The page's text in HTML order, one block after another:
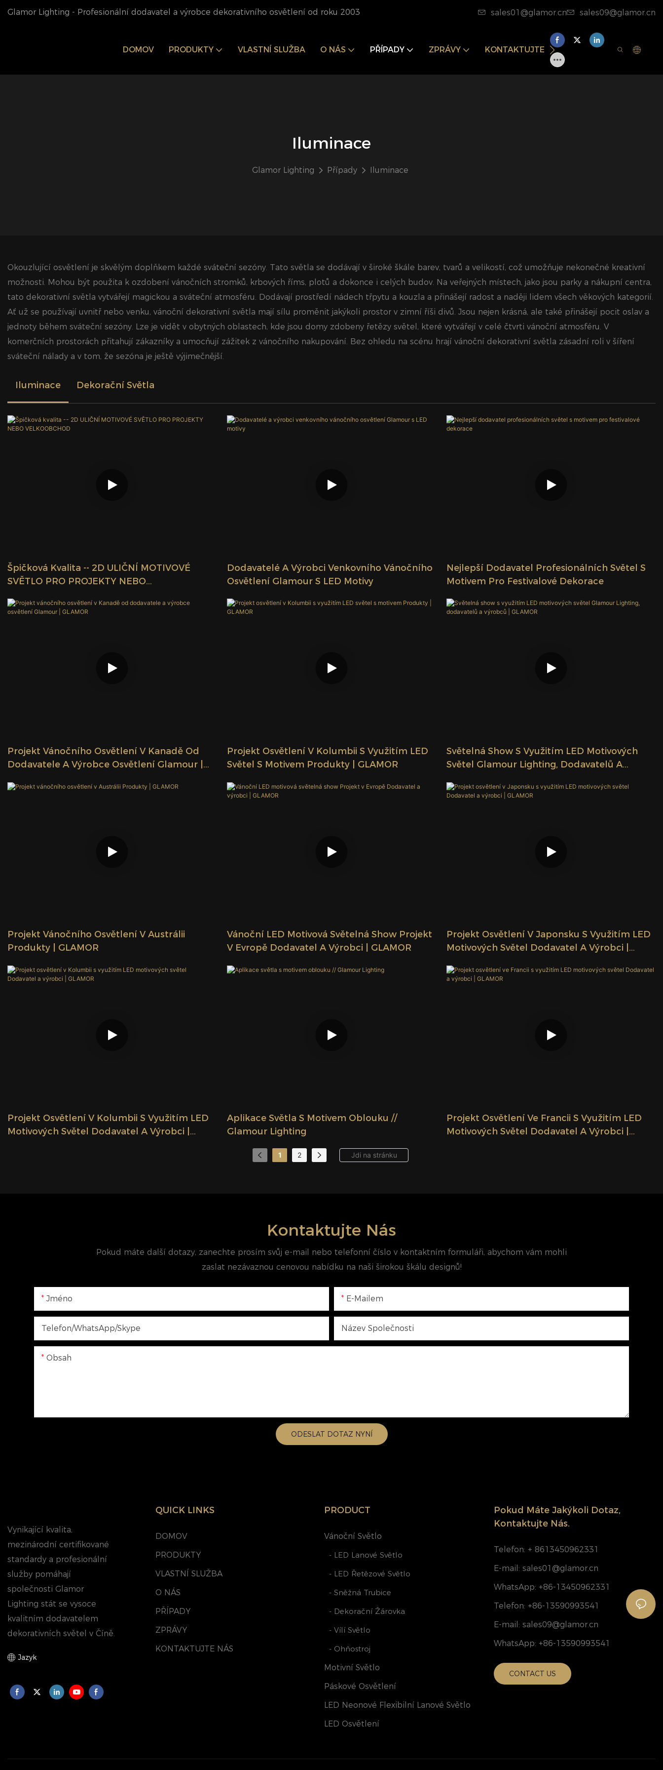
Glamor Lighting - Profesionální dodavatel a výrobce dekorativního osvětlení od roku 2003 sales01@glamor.cn sales09@glamor.cn
DOMOV PRODUKTY VLASTNÍ SLUŽBA O NÁS PŘÍPADY ZPRÁVY KONTAKTUJTE NÁS
Iluminace
Glamor Lighting Případy Iluminace
Okouzlující osvětlení je skvělým doplňkem každé sváteční sezóny. Tato světla se dodávají v široké škále barev, tvarů a velikostí, což umožňuje nekonečné kreativní
možnosti. Mohou být použita k ozdobení vánočních stromků, krbových říms, plotů a dokonce i celých budov. Na veřejných místech, jako jsou parky a nákupní centra,
tato dekorativní světla vytvářejí magickou a sváteční atmosféru. Dodávají prostředí nádech třpytu a kouzla a přinášejí radost a naději lidem všech věkových kategorií.
Ať už se používají uvnitř nebo venku, vánoční dekorativní světla mají sílu proměnit jakýkoli prostor v zimní říši divů. Jsou nejen krásná, ale také přinášejí pocit oslav a
jednoty během sváteční sezóny. Lze je vidět v obytných oblastech, kde jsou domy zdobeny řetězy světel, které vytvářejí v celé čtvrti vánoční atmosféru. V
komerčních prostorách přitahují zákazníky a umocňují zážitek z vánočního nakupování. Bez ohledu na scénu hrají vánoční dekorativní světla zásadní roli v šíření
sváteční nálady a v tom, že sezóna je ještě výjimečnější.
Iluminace Dekorační Světla
Špičková Kvalita -- 2D ULIČNÍ MOTIVOVÉ
SVĚTLO PRO PROJEKTY NEBO
Dodavatelé A Výrobci Venkovního Vánočního
Osvětlení Glamour S LED Motivy
Nejlepší Dodavatel Profesionálních Světel S
Motivem Pro Festivalové Dekorace
Projekt Vánočního Osvětlení V Kanadě Od
Dodavatele A Výrobce Osvětlení Glamour |
Projekt Osvětlení V Kolumbii S Využitím LED
Světel S Motivem Produkty | GLAMOR
Světelná Show S Využitím LED Motivových
Světel Glamour Lighting, Dodavatelů A
Projekt Vánočního Osvětlení V Austrálii
Produkty | GLAMOR
Vánoční LED Motivová Světelná Show Projekt
V Evropě Dodavatel A Výrobci | GLAMOR
Projekt Osvětlení V Japonsku S Využitím LED
Motivových Světel Dodavatel A Výrobci |
Projekt Osvětlení V Kolumbii S Využitím LED
Motivových Světel Dodavatel A Výrobci |
Aplikace Světla S Motivem Oblouku //
Glamour Lighting
Projekt Osvětlení Ve Francii S Využitím LED
Motivových Světel Dodavatel A Výrobci |
1 2
Kontaktujte Nás
Pokud máte další dotazy, zanechte prosím svůj e-mail nebo telefonní číslo v kontaktním formuláři, abychom vám mohli
zaslat nezávaznou cenovou nabídku na naši širokou škálu designů!
Jméno E-Mailem
Telefon/WhatsApp/Skype Název Společnosti
Obsah
ODESLAT DOTAZ NYNÍ
Vynikající kvalita,
mezinárodní certifikované
standardy a profesionální
služby pomáhají
společnosti Glamor
Lighting stát se vysoce
kvalitním dodavatelem
dekorativních světel v Číně.
Jazyk
QUICK LINKS
DOMOV
PRODUKTY
VLASTNÍ SLUŽBA
O NÁS
PŘÍPADY
ZPRÁVY
KONTAKTUJTE NÁS
PRODUCT
Vánoční Světlo
- LED Lanové Světlo
- LED Řetězové Světlo
- Sněžná Trubice
- Dekorační Žárovka
- Vílí Světlo
- Ohňostroj
Motivní Světlo
Páskové Osvětlení
LED Neonové Flexibilní Lanové Světlo
LED Osvětlení
Pokud Máte Jakýkoli Dotaz,
Kontaktujte Nás.
Telefon: + 8613450962331
E-mail: sales01@glamor.cn
WhatsApp: +86-13450962331
Telefon: +86-13590993541
E-mail: sales09@glamor.cn
WhatsApp: +86-13590993541
CONTACT US